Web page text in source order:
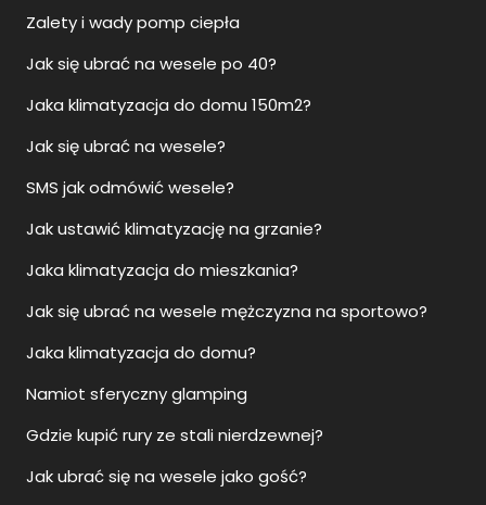
Zalety i wady pomp ciepła
Jak się ubrać na wesele po 40?
Jaka klimatyzacja do domu 150m2?
Jak się ubrać na wesele?
SMS jak odmówić wesele?
Jak ustawić klimatyzację na grzanie?
Jaka klimatyzacja do mieszkania?
Jak się ubrać na wesele mężczyzna na sportowo?
Jaka klimatyzacja do domu?
Namiot sferyczny glamping
Gdzie kupić rury ze stali nierdzewnej?
Jak ubrać się na wesele jako gość?